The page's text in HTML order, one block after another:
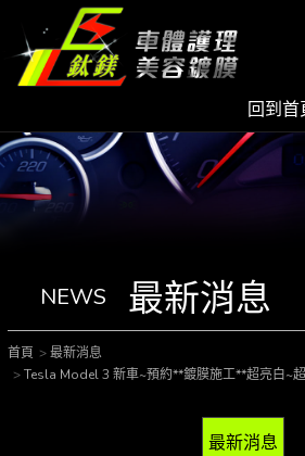
回到首
NEWS 最新消息
首頁
最新消息
Tesla Model 3 新車~預約**鍍膜施工**超亮白~
最新消息